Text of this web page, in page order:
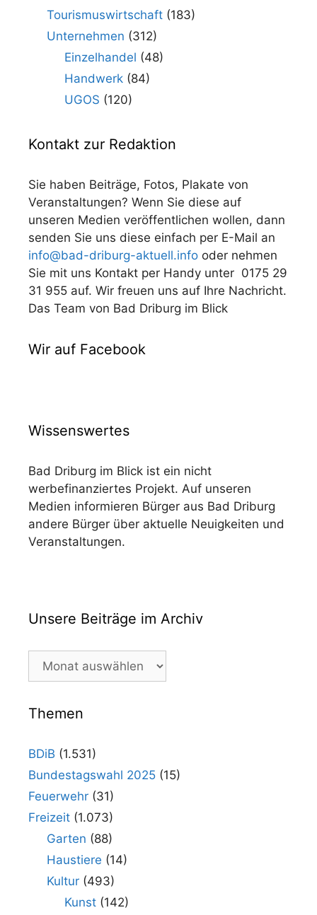
Tourismuswirtschaft(183)
Unternehmen (312)
Einzelhandel (48)
Handwerk (84)
UGOS (120)
Kontakt zur Redaktion
Sie haben Beiträge, Fotos, Plakate von
Veranstaltungen? Wenn Sie diese auf
unseren Medien veröffentlichen wollen, dann
senden Sie uns diese einfach per E-Mail an
info@bad-driburg-aktuell.info oder nehmen
Sie mit uns Kontakt per Handy unter 0175 29
31 955 auf. Wir freuen uns auf Ihre Nachricht.
Das Team von Bad Driburg im Blick
Wir auf Facebook
Wissenswertes
Bad Driburg im Blick ist ein nicht
werbefinanziertes Projekt. Auf unseren
Medien informieren Bürger aus Bad Driburg
andere Bürger über aktuelle Neuigkeiten und
Veranstaltungen.
Unsere Beiträge im Archiv
Unsere
Beiträge
Archiv
Themen
BDiB (1.531)
Bundestagswahl 2025 (15)
Feuerwehr (31)
Freizeit (1.073)
Garten (88)
Haustiere (14)
Kultur(493)
Kunst (142)